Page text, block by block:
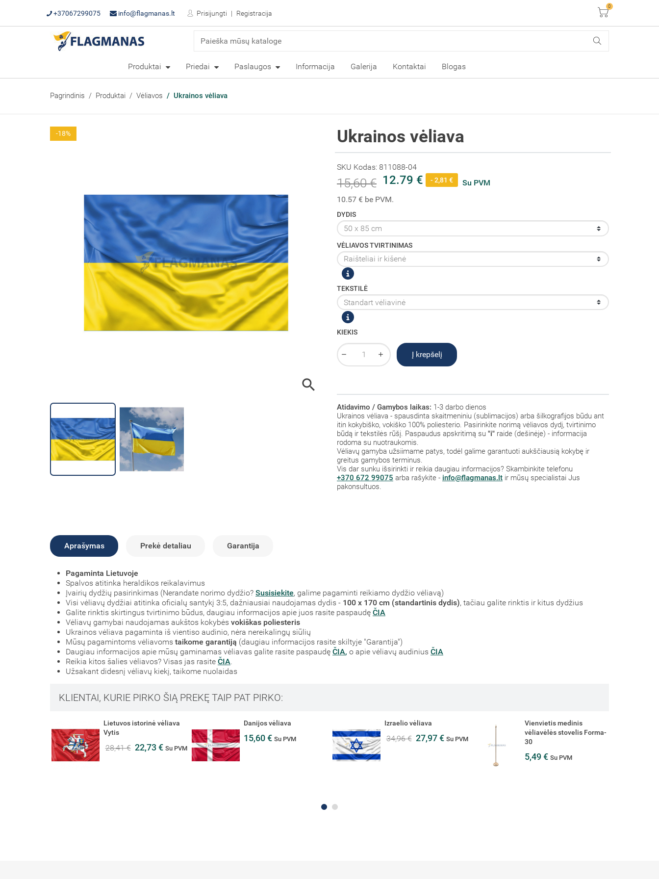
+37067299075 info@flagmanas.lt Prisijungti Registracija Krepšelis
0
Produktai Priedai Paslaugos Informacija Galerija Kontaktai Blogas
Pagrindinis Produktai Vėliavos Ukrainos vėliava

-18% Ukrainos vėliava
SKU Kodas: 811088-04
15,60 € 12.79 € - 2,81 €
Su PVM
10.57 € be PVM.
DYDIS
VĖLIAVOS TVIRTINIMAS
TEKSTILĖ
KIEKIS
Į krepšelį
Atidavimo / Gamybos laikas: 1-3 darbo dienos
Ukrainos vėliava - spausdinta skaitmeniniu (sublimacijos) arba šilkografijos būdu ant
itin kokybiško, vokiško 100% poliesterio. Pasirinkite norimą vėliavos dydį, tvirtinimo
būdą ir tekstilės rūšį. Paspaudus apskritimą su "i" raide (dešinėje) - informacija
rodoma su nuotraukomis.
Vėliavų gamyba užsiimame patys, todėl galime garantuoti aukščiausią kokybę ir
greitus gamybos terminus.
Vis dar sunku išsirinkti ir reikia daugiau informacijos? Skambinkite telefonu
+370 672 99075 arba rašykite - info@flagmanas.lt ir mūsų specialistai Jus
pakonsultuos.
Aprašymas Prekė detaliau Garantija
Pagaminta Lietuvoje
Spalvos atitinka heraldikos reikalavimus
Įvairių dydžių pasirinkimas (Nerandate norimo dydžio? Susisiekite, galime pagaminti reikiamo dydžio vėliavą)
Visi vėliavų dydžiai atitinka oficialų santykį 3:5, dažniausiai naudojamas dydis - 100 x 170 cm (standartinis dydis), tačiau galite rinktis ir kitus dydžius
Galite rinktis skirtingus tvirtinimo būdus, daugiau informacijos apie juos rasite paspaudę ČIA
Vėliavų gamybai naudojamas aukštos kokybės vokiškas poliesteris
Ukrainos vėliava pagaminta iš vientiso audinio, nėra nereikalingų siūlių
Mūsų pagamintoms vėliavoms taikome garantiją (daugiau informacijos rasite skiltyje "Garantija")
Daugiau informacijos apie mūsų gaminamas vėliavas galite rasite paspaudę ČIA, o apie vėliavų audinius ČIA
Reikia kitos šalies vėliavos? Visas jas rasite ČIA.
Užsakant didesnį vėliavų kiekį, taikome nuolaidas
KLIENTAI, KURIE PIRKO ŠIĄ PREKĘ TAIP PAT PIRKO:
Lietuvos istorinė vėliava
Vytis
28,41 € 22,73 € Su PVM
Danijos vėliava
15,60 € Su PVM
Izraelio vėliava
34,96 € 27,97 € Su PVM
Vienvietis medinis
vėliavėlės stovelis Forma-
30
5,49 € Su PVM